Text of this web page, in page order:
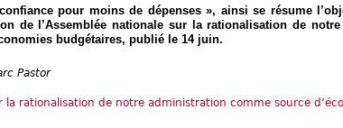
pour moins de dépenses », ainsi se résume
de l’Assemblée nationale sur la rationalisation de
budgétaires, publié le 14 juin.
Pastor
la rationalisation de notre administration comme source